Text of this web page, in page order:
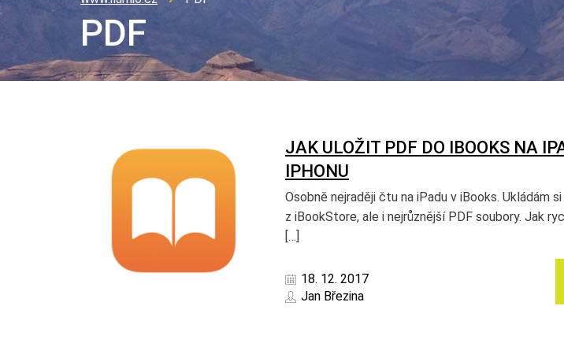
PDF
JAK ULOŽIT PDF DO IBOOKS NA
IPHONU
Osobně nejraději čtu na iPadu v iBooks. Ukládám
z iBookStore, ale i nejrůznější PDF soubory. Jak
[…]
18. 12. 2017
Jan Březina